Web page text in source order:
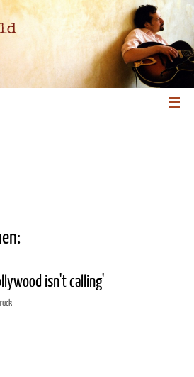
isn't calling'